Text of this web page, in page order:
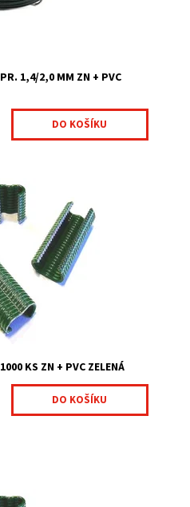
1,4/2,0 MM ZN + PVC
jednoduchá manipulace
použijte kleště BABY
skladě
KS ZN + PVC ZELENÁ